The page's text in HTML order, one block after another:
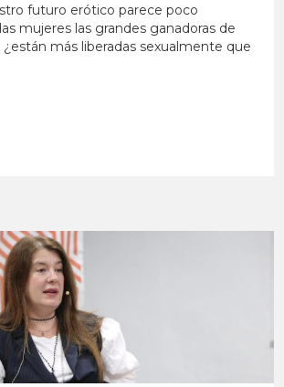
futuro erótico parece poco
mujeres las grandes ganadoras de
¿están más liberadas sexualmente que